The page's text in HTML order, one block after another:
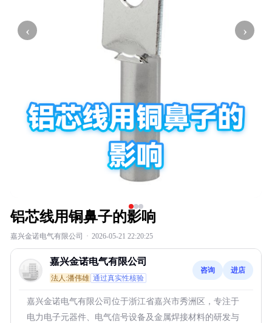
‹ ›
铝芯线用铜鼻子的影响
嘉兴金诺电气有限公司 · 2026-05-21 22:20:25
嘉兴金诺电气有限公司
法人:潘伟雄 通过真实性核验
咨询 进店
嘉兴金诺电气有限公司位于浙江省嘉兴市秀洲区，专注于
电力电子元器件、电气信号设备及金属焊接材料的研发与